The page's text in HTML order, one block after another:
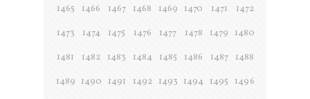
1465
1466 1467 1468 1469 1470 1471
1472
1473
1474 1475 1476 1477 1478 1479
1480
1481
1482 1483 1484 1485 1486 1487
1488
1489 1490 1491 1492 1493 1494 1495
1496